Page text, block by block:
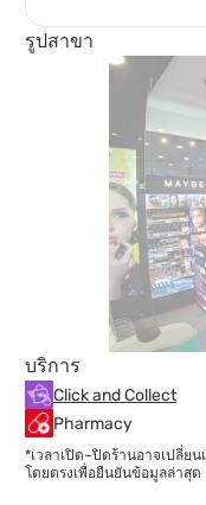
รูปสาขา
บริการ
Click and Collect
Pharmacy
*เวลาเปิด–ปิดร้านอาจเปลี่
โดยตรงเพื่อยืนยันข้อมูลล่าสุด